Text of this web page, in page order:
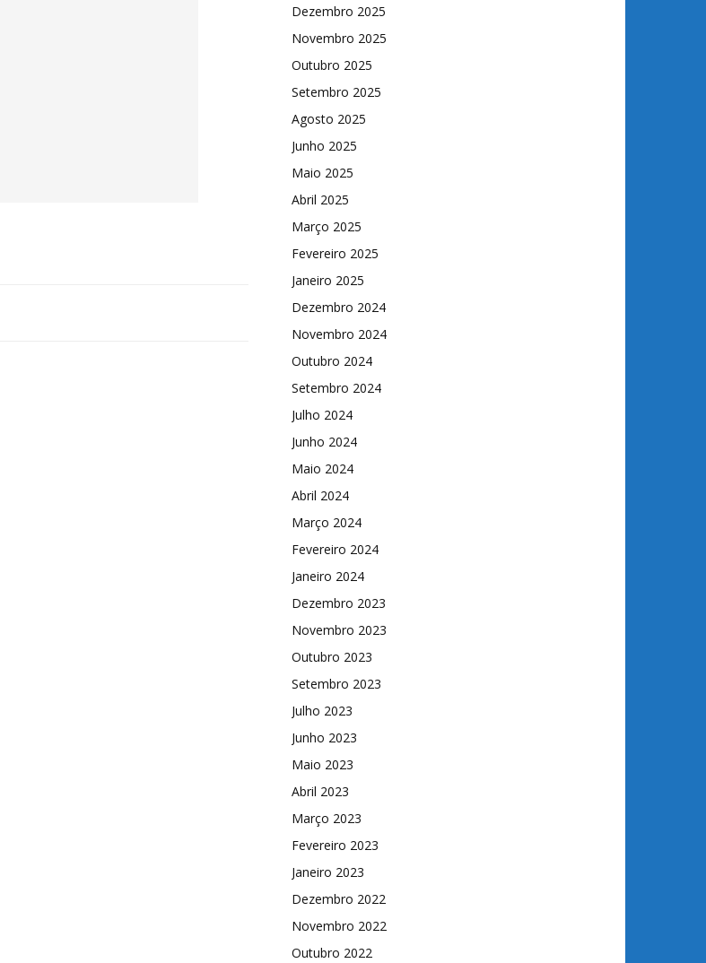
Dezembro 2025
Novembro 2025
Outubro 2025
Setembro 2025
Agosto 2025
Junho 2025
Maio 2025
Abril 2025
Março 2025
Fevereiro 2025
Janeiro 2025
Dezembro 2024
Novembro 2024
Outubro 2024
Setembro 2024
Julho 2024
Junho 2024
Maio 2024
Abril 2024
Março 2024
Fevereiro 2024
Janeiro 2024
Dezembro 2023
Novembro 2023
Outubro 2023
Setembro 2023
Julho 2023
Junho 2023
Maio 2023
Abril 2023
Março 2023
Fevereiro 2023
Janeiro 2023
Dezembro 2022
Novembro 2022
Outubro 2022